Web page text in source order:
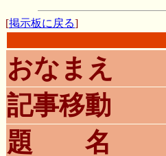
[掲示板に戻る]
おなまえ
記事移動
題 名